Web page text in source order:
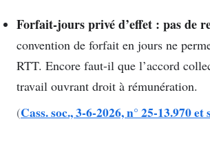
Forfait-jours privé d’effet : pas de
convention de forfait en jours ne
RTT. Encore faut-il que l’accord
travail ouvrant droit à rémunération.
(Cass. soc., 3-6-2026, n° 25-13.970